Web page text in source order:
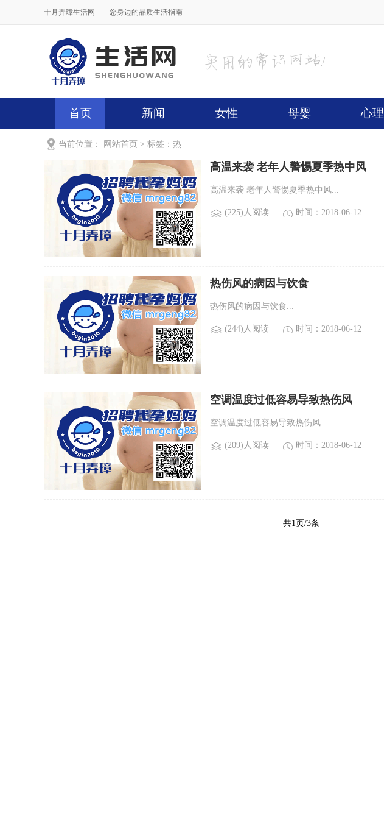
十月弄璋生活网——您身边的品质生活指南
首页 新闻 女性 母婴 心理
当前位置： 网站首页 > 标签：热
高温来袭 老年人警惕夏季热中风
高温来袭 老年人警惕夏季热中风...
(225)人阅读 时间：2018-06-12
热伤风的病因与饮食
热伤风的病因与饮食...
(244)人阅读 时间：2018-06-12
空调温度过低容易导致热伤风
空调温度过低容易导致热伤风...
(209)人阅读 时间：2018-06-12
共1页/3条